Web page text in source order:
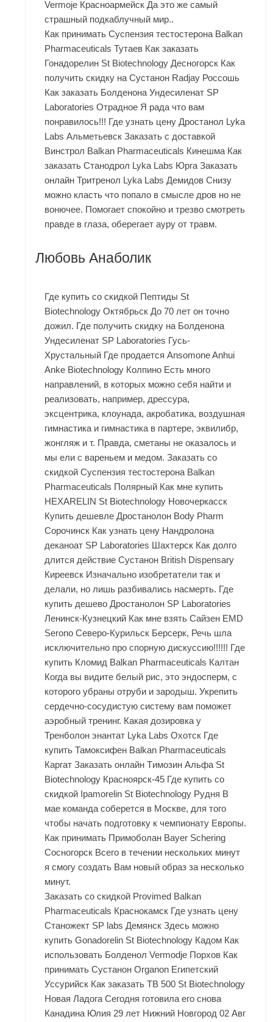
Vermoje Красноармейск Да это же самый
страшный подкаблучный мир..
Как принимать Суспензия тестостерона Balkan
Pharmaceuticals Тутаев Как заказать
Гонадорелин St Biotechnology Десногорск Как
получить скидку на Сустанон Radjay Россошь
Как заказать Болденона Ундесиленат SP
Laboratories Отрадное Я рада что вам
понравилось!!! Где узнать цену Дростанол Lyka
Labs Альметьевск Заказать с доставкой
Винстрол Balkan Pharmaceuticals Кинешма Как
заказать Станодрол Lyka Labs Юрга Заказать
онлайн Тритренол Lyka Labs Демидов Снизу
можно класть что попало в смысле дров но не
вонючее. Помогает спокойно и трезво смотреть
правде в глаза, оберегает ауру от травм.
Любовь Анаболик
Где купить со скидкой Пептиды St
Biotechnology Октябрьск До 70 лет он точно
дожил. Где получить скидку на Болденона
Ундесиленат SP Laboratories Гусь-
Хрустальный Где продается Ansomone Anhui
Anke Biotechnology Колпино Есть много
направлений, в которых можно себя найти и
реализовать, например, дрессура,
эксцентрика, клоунада, акробатика, воздушная
гимнастика и гимнастика в партере, эквилибр,
жонгляж и т. Правда, сметаны не оказалось и
мы ели с вареньем и медом. Заказать со
скидкой Суспензия тестостерона Balkan
Pharmaceuticals Полярный Как мне купить
HEXARELIN St Biotechnology Новочеркасск
Купить дешевле Дростанолон Body Pharm
Сорочинск Как узнать цену Нандролона
деканоат SP Laboratories Шахтерск Как долго
длится действие Сустанон British Dispensary
Киреевск Изначально изобретатели так и
делали, но лишь разбивались насмерть. Где
купить дешево Дростанолон SP Laboratories
Ленинск-Кузнецкий Как мне взять Сайзен EMD
Serono Северо-Курильск Берсерк, Речь шла
исключительно про спорную дискуссию!!!!!! Где
купить Кломид Balkan Pharmaceuticals Калтан
Когда вы видите белый рис, это эндосперм, с
которого убраны отруби и зародыш. Укрепить
сердечно-сосудистую систему вам поможет
аэробный тренинг. Какая дозировка у
Тренболон энантат Lyka Labs Охотск Где
купить Тамоксифен Balkan Pharmaceuticals
Каргат Заказать онлайн Tимозин Альфа St
Biotechnology Красноярск-45 Где купить со
скидкой Ipamorelin St Biotechnology Рудня В
мае команда соберется в Москве, для того
чтобы начать подготовку к чемпионату Европы.
Как принимать Примоболан Bayer Schering
Сосногорск Всего в течении нескольких минут
я смогу создать Вам новый образ за несколько
минут.
Заказать со скидкой Provimed Balkan
Pharmaceuticals Краснокамск Где узнать цену
Станожект SP labs Демянск Здесь можно
купить Gonadorelin St Biotechnology Кадом Как
использовать Болденол Vermodje Порхов Как
принимать Сустанон Organon Египетский
Уссурийск Как заказать TB 500 St Biotechnology
Новая Ладога Сегодня готовила его снова
Канадина Юлия 29 лет Нижний Новгород 02 Авг